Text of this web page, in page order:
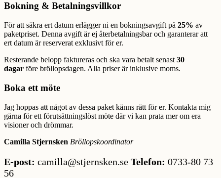
Bokning & Betalningsvillkor
För att säkra ert datum erlägger ni en bokningsavgift på 25% av
paketpriset. Denna avgift är ej återbetalningsbar och garanterar att
ert datum är reserverat exklusivt för er.
Resterande belopp faktureras och ska vara betalt senast 30
dagar före bröllopsdagen. Alla priser är inklusive moms.
Boka ett möte
Jag hoppas att något av dessa paket känns rätt för er. Kontakta mig
gärna för ett förutsättningslöst möte där vi kan prata mer om era
visioner och drömmar.
Camilla Stjernsken Bröllopskoordinator
E-post: camilla@stjernsken.se Telefon: 0733-80 73
56